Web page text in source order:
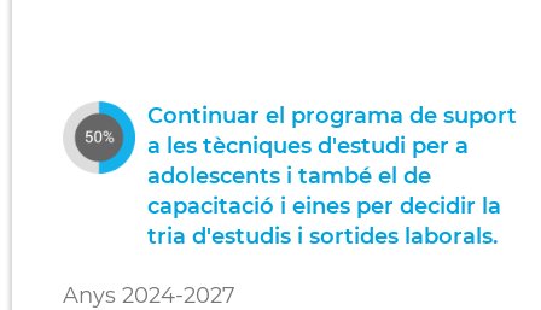
Continuar el programa de suport
a les tècniques d'estudi per a
adolescents i també el de
capacitació i eines per decidir la
tria d'estudis i sortides laborals.
Anys 2024-2027